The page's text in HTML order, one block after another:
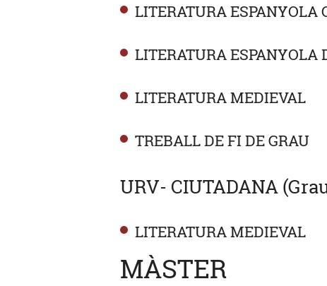
LITERATURA ESPANYOLA
LITERATURA ESPANYOLA
LITERATURA MEDIEVAL
TREBALL DE FI DE GRAU
URV- CIUTADANA
LITERATURA MEDIEVAL
MÀSTER